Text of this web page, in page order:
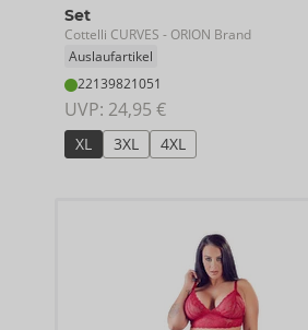
Set
Cottelli CURVES - ORION Brand
Auslaufartikel
22139821051
UVP: 24,95 €
XL 3XL 4XL